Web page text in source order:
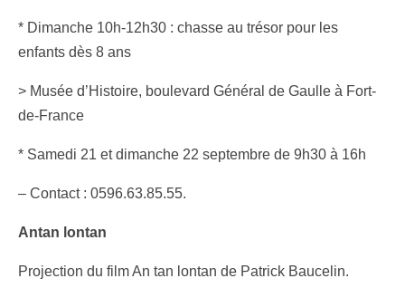
* Dimanche 10h-12h30 : chasse au trésor pour les
enfants dès 8 ans
> Musée d’Histoire, boulevard Général de Gaulle à Fort-
de-France
* Samedi 21 et dimanche 22 septembre de 9h30 à 16h
– Contact : 0596.63.85.55.
Antan lontan
Projection du film An tan lontan de Patrick Baucelin.